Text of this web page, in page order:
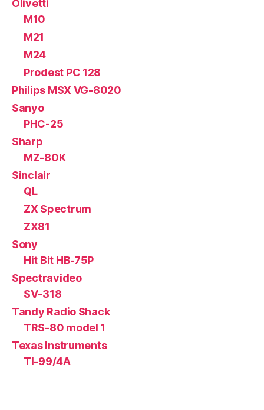
Olivetti
M10
M21
M24
Prodest PC 128
Philips MSX VG-8020
Sanyo
PHC-25
Sharp
MZ-80K
Sinclair
QL
ZX Spectrum
ZX81
Sony
Hit Bit HB-75P
Spectravideo
SV-318
Tandy Radio Shack
TRS-80 model 1
Texas Instruments
TI-99/4A